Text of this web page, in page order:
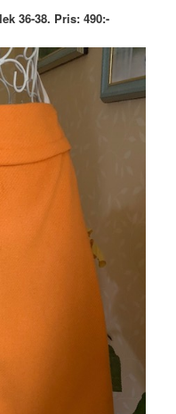
36-38. Pris: 490:-